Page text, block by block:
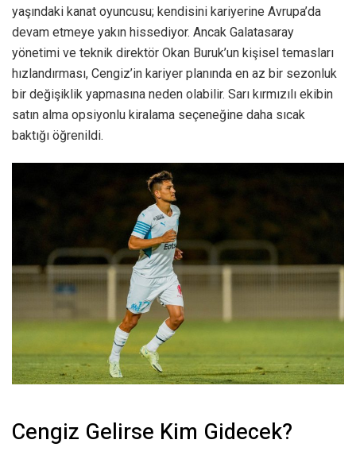
yaşındaki kanat oyuncusu; kendisini kariyerine Avrupa’da
devam etmeye yakın hissediyor. Ancak Galatasaray
yönetimi ve teknik direktör Okan Buruk’un kişisel temasları
hızlandırması, Cengiz’in kariyer planında en az bir sezonluk
bir değişiklik yapmasına neden olabilir. Sarı kırmızılı ekibin
satın alma opsiyonlu kiralama seçeneğine daha sıcak
baktığı öğrenildi.
Cengiz Gelirse Kim Gidecek?